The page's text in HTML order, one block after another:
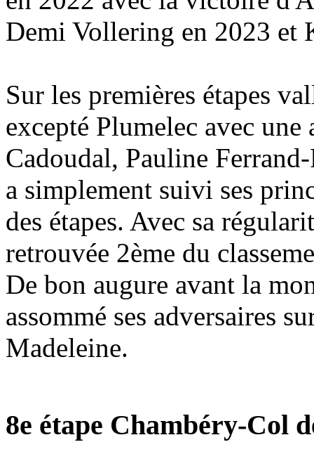
Demi Vollering en 2023 et
Sur les premières étapes
excepté Plumelec avec une
Cadoudal, Pauline
a simplement suivi ses
des étapes. Avec sa
retrouvée 2ème du
De bon augure avant la
assommé ses adversaires
Madeleine.
8e étape Chambéry-Col